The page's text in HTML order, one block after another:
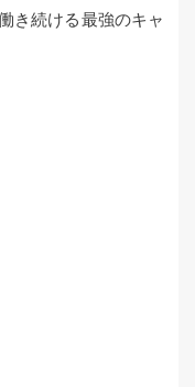
き続ける最強のキャ